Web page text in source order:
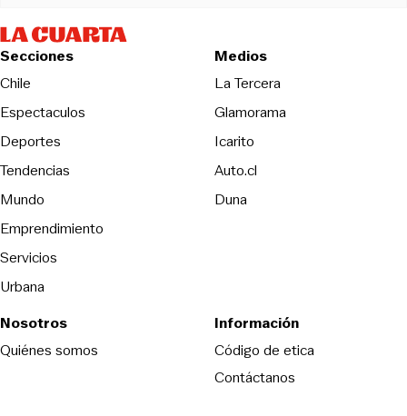
Secciones
Chile
Espectaculos
Deportes
Tendencias
Mundo
Emprendimiento
Servicios
Urbana
Medios
La TerceraOpens in new
Glamorama
Icarito
Auto.cl
DunaOpens in new window
Nosotros
Quiénes somos
Información
Código de eticaOpens in new
Contáctanos